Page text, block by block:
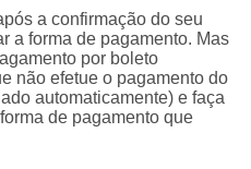
a confirmação do seu
a forma de pagamento. Mas
por boleto
não efetue o pagamento do
automaticamente) e faça
de pagamento que